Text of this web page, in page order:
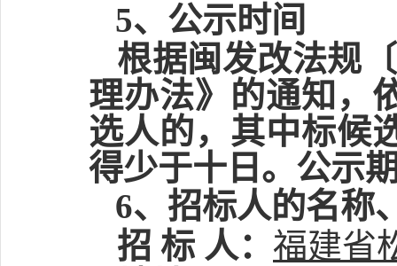
5、公示时间
根据闽发改法规〔
理办法》的通知，
选人的，其中标候
得少于十日 。 公示
6、招标人的名称
招 标 人： 福建省